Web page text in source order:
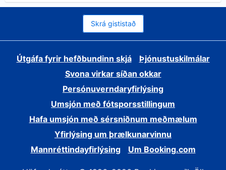
Skrá gististað
Útgáfa fyrir hefðbundinn skjá
Þjónustuskilmálar
Svona virkar síðan okkar
Persónuverndaryfirlýsing
Umsjón með fótsporsstillingum
Hafa umsjón með sérsniðnum meðmælum
Yfirlýsing um þrælkunarvinnu
Mannréttindayfirlýsing
Um Booking.com